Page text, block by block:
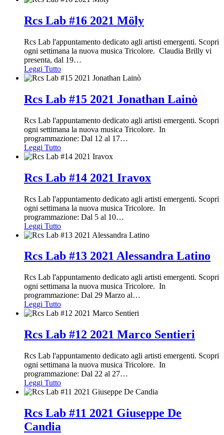
Rcs Lab #16 2021 Möly
Rcs Lab l'appuntamento dedicato agli artisti emergenti. Scopri
ogni settimana la nuova musica Tricolore. Claudia Brilly vi
presenta, dal 19…
Leggi Tutto
Rcs Lab #15 2021 Jonathan Lainò
Rcs Lab l'appuntamento dedicato agli artisti emergenti. Scopri
ogni settimana la nuova musica Tricolore. In
programmazione: Dal 12 al 17…
Leggi Tutto
Rcs Lab #14 2021 Iravox
Rcs Lab l'appuntamento dedicato agli artisti emergenti. Scopri
ogni settimana la nuova musica Tricolore. In
programmazione: Dal 5 al 10…
Leggi Tutto
Rcs Lab #13 2021 Alessandra Latino
Rcs Lab l'appuntamento dedicato agli artisti emergenti. Scopri
ogni settimana la nuova musica Tricolore. In
programmazione: Dal 29 Marzo al…
Leggi Tutto
Rcs Lab #12 2021 Marco Sentieri
Rcs Lab l'appuntamento dedicato agli artisti emergenti. Scopri
ogni settimana la nuova musica Tricolore. In
programmazione: Dal 22 al 27…
Leggi Tutto
Rcs Lab #11 2021 Giuseppe De
Candia